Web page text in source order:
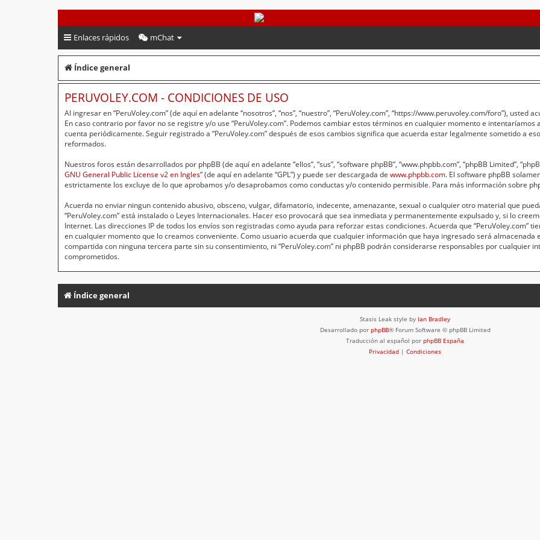
PeruVoley.com
Enlaces rápidos mChat
Índice general
PERUVOLEY.COM - CONDICIONES DE USO
Al ingresar en “PeruVoley.com” (de aquí en adelante “nosotros”, “nos”, “nuestro”, “PeruVoley.com”, “https://www.peruvoley.com/foro”),
En caso contrario por favor no se registre y/o use “PeruVoley.com”. Podemos cambiar estos términos en cualquier momento e
cuenta periódicamente. Seguir registrado a “PeruVoley.com” después de esos cambios significa que acuerda estar legalmente sometido a
reformados.
Nuestros foros están desarrollados por phpBB (de aquí en adelante “ellos”, “sus”, “software phpBB”, “www.phpbb.com”, “phpBB Limited”,
GNU General Public License v2 en Ingles” (de aquí en adelante “GPL”) y puede ser descargada de www.phpbb.com. El software phpBB
estrictamente los excluye de lo que aprobamos y/o desaprobamos como conductas y/o contenido permisible. Para más información sobre
Acuerda no enviar ningun contenido abusivo, obsceno, vulgar, difamatorio, indecente, amenazante, sexual o cualquier otro material que
“PeruVoley.com” está instalado o Leyes Internacionales. Hacer eso provocará que sea inmediata y permanentemente expulsado y, si lo
Internet. Las direcciones IP de todos los envíos son registradas como ayuda para reforzar estas condiciones. Acuerda que “PeruVoley.com”
en cualquier momento que lo creamos conveniente. Como usuario acuerda que cualquier información que haya ingresado será almacenada
compartida con ninguna tercera parte sin su consentimiento, ni “PeruVoley.com” ni phpBB podrán considerarse responsables por cualquier
comprometidos.
Índice general
Stasis Leak style by Ian Bradley
Desarrollado por phpBB® Forum Software © phpBB Limited
Traducción al español por phpBB España
Privacidad | Condiciones